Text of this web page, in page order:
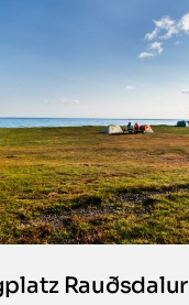
Rauðsdalur